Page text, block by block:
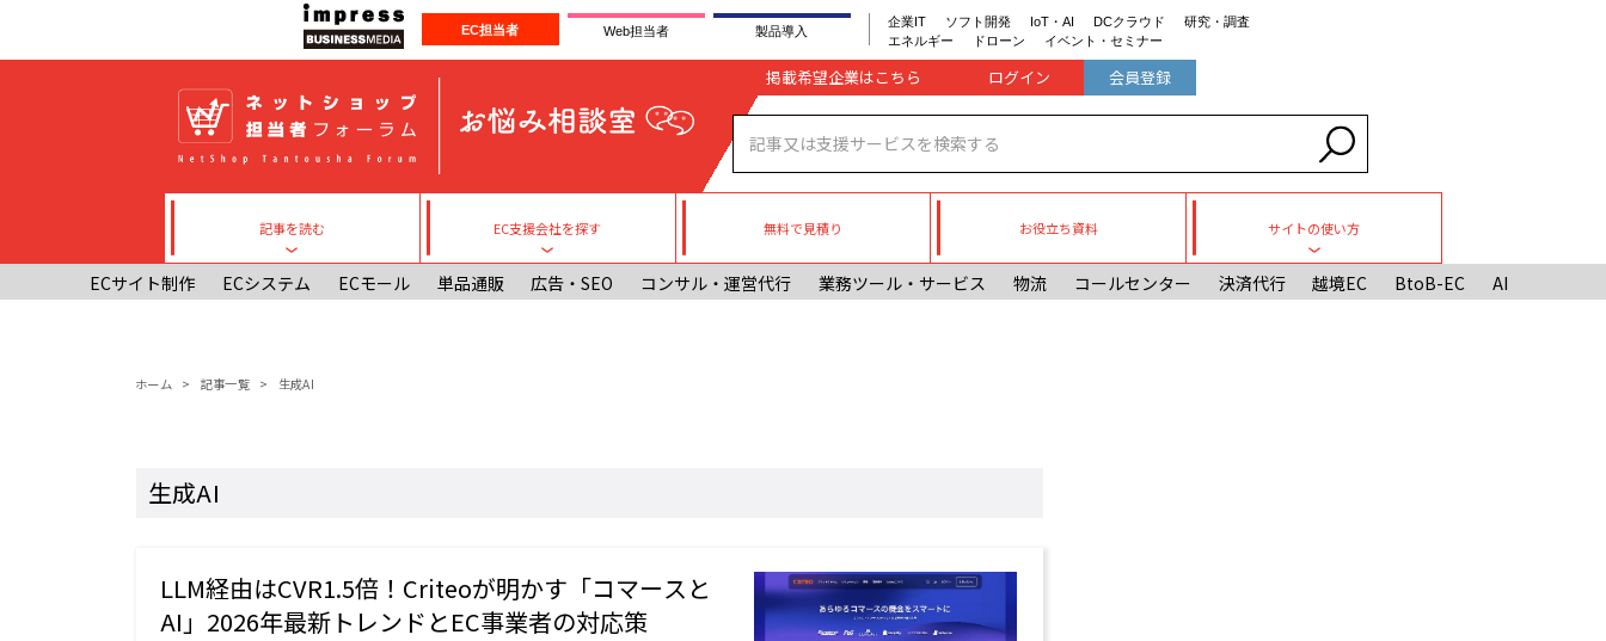
EC担当者 Web担当者 製品導入
企業IT ソフト開発 IoT・AI DCクラウド
研究・調査
エネルギー
ドローン イベント・セミナー
Company register
掲載希望企業はこちら 会員登録
記事を読む
Toggle submenu
EC支援会社を探す
Toggle submenu
無料で見積り お役立ち資料
サイトの使い方
Toggle submenu
ECサイト制作 ECシステム ECモール 単品通販 広告・SEO コンサル・運営代行 業務ツール・サービス 物流 コールセンター 決済代行 越境EC BtoB-EC AI
パンくず
ホーム 記事一覧 生成AI
生成AI
LLM経由はCVR1.5倍！Criteoが明かす「コマースと
AI」2026年最新トレンドとEC事業者の対応策